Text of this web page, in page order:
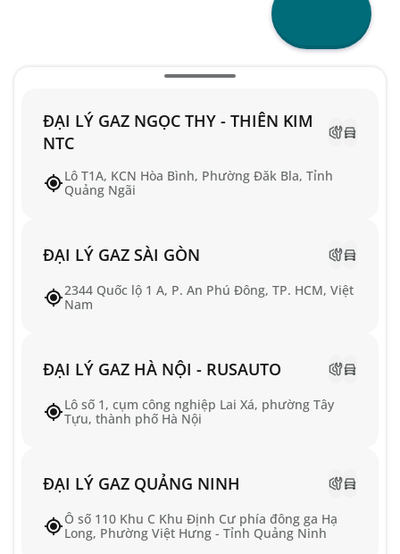
ĐẠI LÝ GAZ NGỌC THY - THIÊN KIM
NTC
Lô T1A, KCN Hòa Bình, Phường Đăk Bla, Tỉnh
Quảng Ngãi
ĐẠI LÝ GAZ SÀI GÒN
2344 Quốc lộ 1 A, P. An Phú Đông, TP. HCM, Việt
Nam
ĐẠI LÝ GAZ HÀ NỘI - RUSAUTO
Lô số 1, cụm công nghiệp Lai Xá, phường Tây
Tựu, thành phố Hà Nội
ĐẠI LÝ GAZ QUẢNG NINH
Ô số 110 Khu C Khu Định Cư phía đông ga Hạ
Long, Phường Việt Hưng - Tỉnh Quảng Ninh